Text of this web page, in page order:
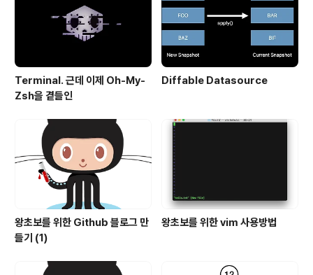
Terminal. 근데 이제 Oh-My-
Zsh을 곁들인
Diffable Datasource
왕초보를 위한 Github 블로그 만
들기 (1)
왕초보를 위한 vim 사용방법